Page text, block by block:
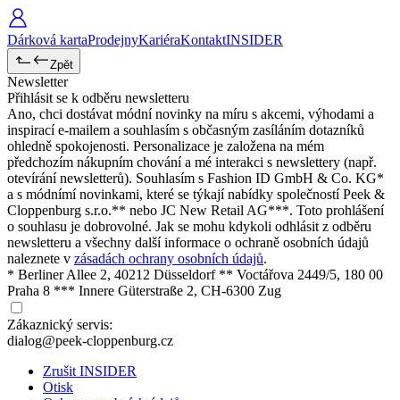
Dárková kartaProdejnyKariéraKontaktINSIDER
Zpět
Newsletter
Přihlásit se k odběru newsletteru
Ano, chci dostávat módní novinky na míru s akcemi, výhodami a
inspirací e-mailem a souhlasím s občasným zasíláním dotazníků
ohledně spokojenosti. Personalizace je založena na mém
předchozím nákupním chování a mé interakci s newslettery (např.
otevírání newsletterů). Souhlasím s Fashion ID GmbH & Co. KG*
a s módnímí novinkami, které se týkají nabídky společností Peek &
Cloppenburg s.r.o.** nebo JC New Retail AG***. Toto prohlášení
o souhlasu je dobrovolné. Jak se mohu kdykoli odhlásit z odběru
newsletteru a všechny další informace o ochraně osobních údajů
naleznete v zásadách ochrany osobních údajů.
* Berliner Allee 2, 40212 Düsseldorf ** Voctářova 2449/5, 180 00
Praha 8 *** Innere Güterstraße 2, CH-6300 Zug
Zákaznický servis:
dialog@peek-cloppenburg.cz
Zrušit INSIDER
Otisk